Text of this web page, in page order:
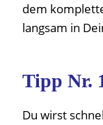
dem
langsam in
Tipp Nr.
Du wirst